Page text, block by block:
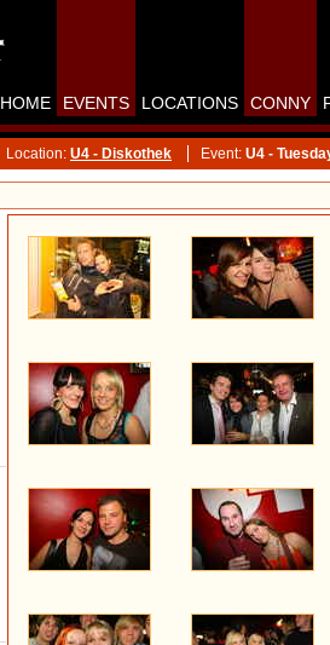
HOME EVENTS LOCATIONS CONNY
Location: U4 - Diskothek Event: U4 -